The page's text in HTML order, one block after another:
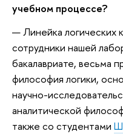
учебном процессе?
— Линейка логических
сотрудники нашей
бакалавриате, весьма
философия логики,
научно-
аналитической
также со студентами